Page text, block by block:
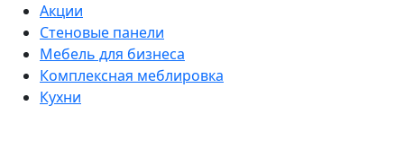
Акции
Стеновые панели
Мебель для бизнеса
Комплексная меблировка
Кухни